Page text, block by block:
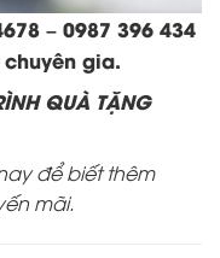
– 0987 396 434
gia.
QUÀ TẶNG
để biết thêm
mãi.